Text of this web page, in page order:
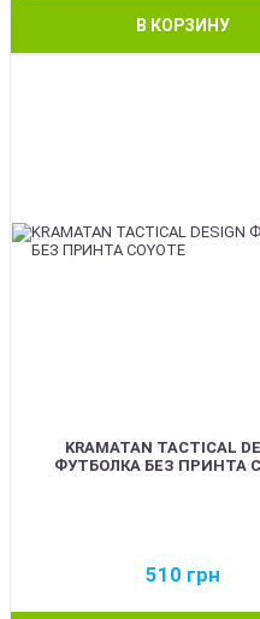
В КОРЗИНУ
KRAMATAN TACTICAL
ФУТБОЛКА БЕЗ ПРИНТА
510 грн